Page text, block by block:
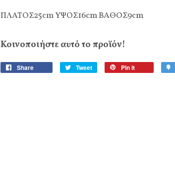
ΠΛΑΤΟΣ25cmΥΨΟΣ16cmΒΑΘΟΣ9cm
Κοινοποιήστε αυτό το προϊόν!
Share Tweet Pin it